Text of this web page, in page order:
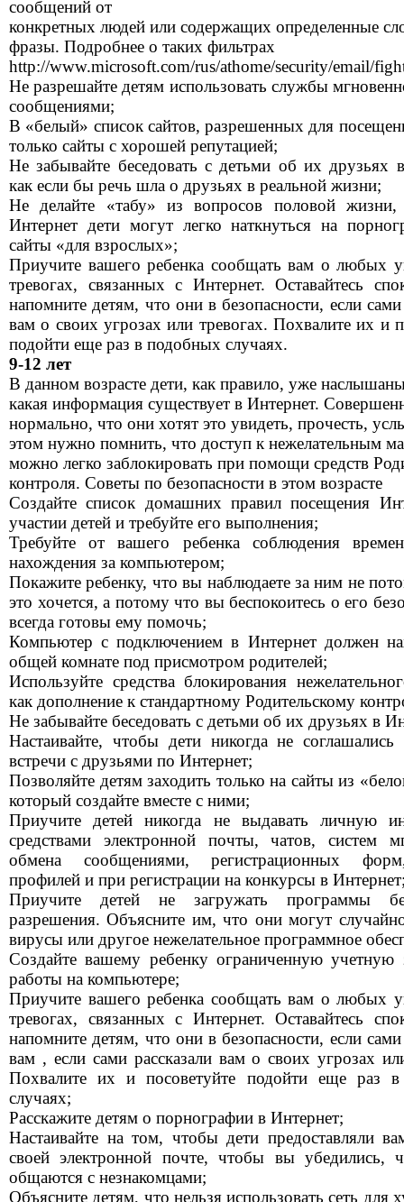
сообщений от
конкретных людей или содержащих определенные
фразы. Подробнее о таких фильтрах
http://www.microsoft.com/rus/athome/security/email/
Не разрешайте детям использовать службы
сообщениями;
В «белый» список сайтов, разрешенных для
только сайты с хорошей репутацией;
Не забывайте беседовать с детьми об их друзьях
как если бы речь шла о друзьях в реальной жизни;
Не делайте «табу» из вопросов половой
Интернет дети могут легко наткнуться на
сайты «для взрослых»;
Приучите вашего ребенка сообщать вам о любых
тревогах, связанных с Интернет. Оставайтесь
напомните детям, что они в безопасности, если сами
вам о своих угрозах или тревогах. Похвалите их и
подойти еще раз в подобных случаях.
9-12 лет
В данном возрасте дети, как правило, уже
какая информация существует в Интернет.
нормально, что они хотят это увидеть, прочесть,
этом нужно помнить, что доступ к нежелательным
можно легко заблокировать при помощи средств
контроля. Советы по безопасности в этом возрасте
Создайте список домашних правил посещения
участии детей и требуйте его выполнения;
Требуйте от вашего ребенка соблюдения
нахождения за компьютером;
Покажите ребенку, что вы наблюдаете за ним не
это хочется, а потому что вы беспокоитесь о его
всегда готовы ему помочь;
Компьютер с подключением в Интернет должен
общей комнате под присмотром родителей;
Используйте средства блокирования
как дополнение к стандартному Родительскому
Не забывайте беседовать с детьми об их друзьях в
Настаивайте, чтобы дети никогда не
встречи с друзьями по Интернет;
Позволяйте детям заходить только на сайты из
который создайте вместе с ними;
Приучите детей никогда не выдавать личную
средствами электронной почты, чатов, систем
обмена сообщениями, регистрационных
профилей и при регистрации на конкурсы в
Приучите детей не загружать программы
разрешения. Объясните им, что они могут
вирусы или другое нежелательное программное
Создайте вашему ребенку ограниченную учетную
работы на компьютере;
Приучите вашего ребенка сообщать вам о любых
тревогах, связанных с Интернет. Оставайтесь
напомните детям, что они в безопасности, если сами
вам , если сами рассказали вам о своих угрозах
Похвалите их и посоветуйте подойти еще раз
случаях;
Расскажите детям о порнографии в Интернет;
Настаивайте на том, чтобы дети предоставляли
своей электронной почте, чтобы вы убедились,
общаются с незнакомцами;
Объясните детям, что нельзя использовать сеть для